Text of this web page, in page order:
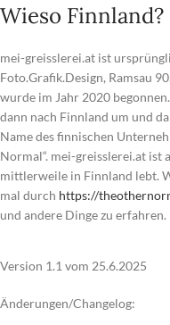
Wieso Finnland?
mei-greisslerei.at ist
Foto.Grafik.Design, Ramsau
wurde im Jahr 2020
dann nach Finnland um und
Name des finnischen
Normal“. mei-greisslerei.at ist
mittlerweile in Finnland lebt.
mal durch https://
und andere Dinge zu erfahren.
Version 1.1 vom 25.6.2025
Änderungen/Changelog: